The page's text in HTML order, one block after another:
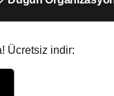
Ücretsiz indir: